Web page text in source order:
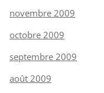
novembre 2009
octobre 2009
septembre 2009
août 2009